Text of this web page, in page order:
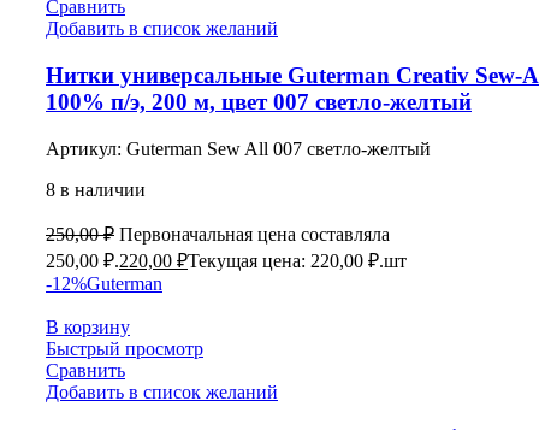
Сравнить
Добавить в список желаний
Нитки универсальные Guterman Creativ Sew-
100% п/э, 200 м, цвет 007 светло-желтый
Артикул: Guterman Sew All 007 светло-желтый
8 в наличии
250,00₽ Первоначальная цена составляла
250,00 ₽.220,00 ₽Текущая цена: 220,00 ₽.шт
-12%Guterman
В корзину
Быстрый просмотр
Сравнить
Добавить в список желаний